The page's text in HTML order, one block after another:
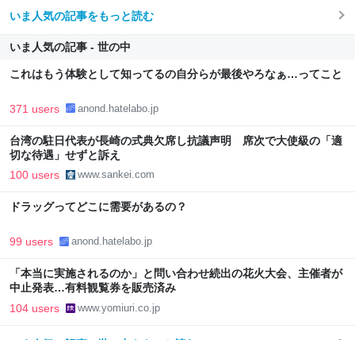
いま人気の記事をもっと読む
いま人気の記事 - 世の中
これはもう体験として知ってるの自分らが最後やろなぁ…ってこと
371 users anond.hatelabo.jp
台湾の駐日代表が長崎の式典欠席し抗議声明 席次で大使級の「適
切な待遇」せずと訴え
100 users www.sankei.com
ドラッグってどこに需要があるの？
99 users anond.hatelabo.jp
「本当に実施されるのか」と問い合わせ続出の花火大会、主催者が
中止発表…有料観覧券を販売済み
104 users www.yomiuri.co.jp